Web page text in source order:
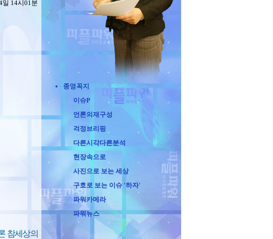
14시01분
참세상의
종영꼭지
이슈P
언론의재구성
걱정브리핑
다른시각다른분석
현장속으로
사진으로 보는 세상
구호로 보는 이슈 '하자'
파워카메라
파워뉴스